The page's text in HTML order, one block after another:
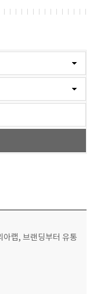
아랩, 브랜딩부터 유통